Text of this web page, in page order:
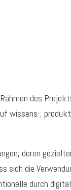
des
wissens-,
deren
sich die
durch